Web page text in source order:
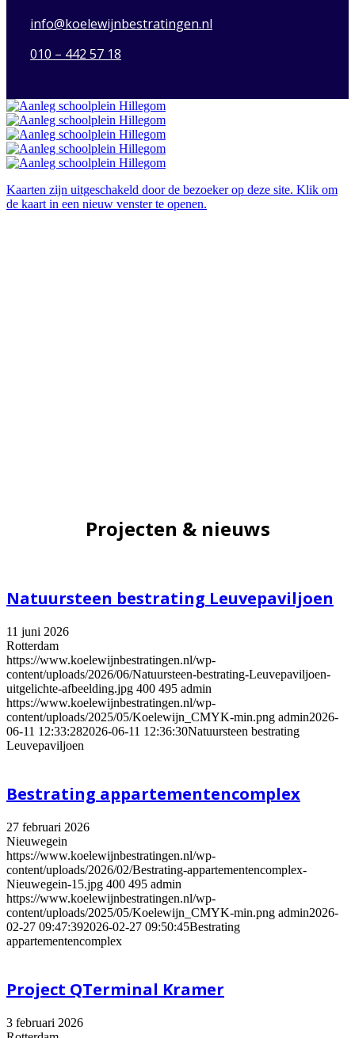
info@koelewijnbestratingen.nl
010 – 442 57 18
Kaarten zijn uitgeschakeld door de bezoeker op deze site. Klik om
de kaart in een nieuw venster te openen.
Projecten & nieuws
Natuursteen bestrating Leuvepaviljoen
11 juni 2026
Rotterdam
https://www.koelewijnbestratingen.nl/wp-
content/uploads/2026/06/Natuursteen-bestrating-Leuvepaviljoen-
uitgelichte-afbeelding.jpg 400 495 admin
https://www.koelewijnbestratingen.nl/wp-
content/uploads/2025/05/Koelewijn_CMYK-min.png admin2026-
06-11 12:33:282026-06-11 12:36:30Natuursteen bestrating
Leuvepaviljoen
Bestrating appartementencomplex
27 februari 2026
Nieuwegein
https://www.koelewijnbestratingen.nl/wp-
content/uploads/2026/02/Bestrating-appartementencomplex-
Nieuwegein-15.jpg 400 495 admin
https://www.koelewijnbestratingen.nl/wp-
content/uploads/2025/05/Koelewijn_CMYK-min.png admin2026-
02-27 09:47:392026-02-27 09:50:45Bestrating
appartementencomplex
Project QTerminal Kramer
3 februari 2026